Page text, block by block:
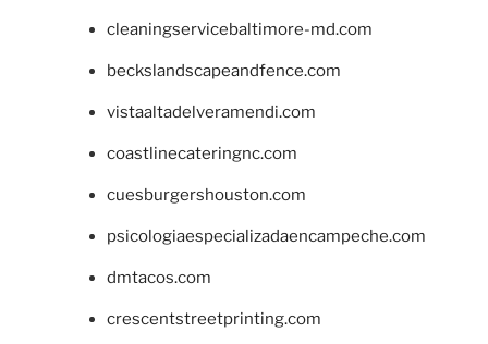
cleaningservicebaltimore-md.com
beckslandscapeandfence.com
vistaaltadelveramendi.com
coastlinecateringnc.com
cuesburgershouston.com
psicologiaespecializadaencampeche.com
dmtacos.com
crescentstreetprinting.com